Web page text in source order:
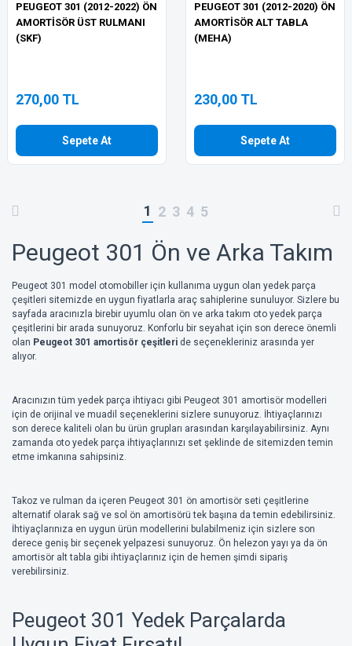
PEUGEOT 301 (2012-2022) ÖN
AMORTİSÖR ÜST RULMANI
(SKF)
270,00 TL
Sepete At
PEUGEOT 301 (2012-2020) ÖN
AMORTİSÖR ALT TABLA
(MEHA)
230,00 TL
Sepete At
1 2 3 4 5
Peugeot 301 Ön ve Arka Takım
Peugeot 301 model otomobiller için kullanıma uygun olan yedek parça
çeşitleri sitemizde en uygun fiyatlarla araç sahiplerine sunuluyor. Sizlere bu
sayfada aracınızla birebir uyumlu olan ön ve arka takım oto yedek parça
çeşitlerini bir arada sunuyoruz. Konforlu bir seyahat için son derece önemli
olan Peugeot 301 amortisör çeşitleri de seçenekleriniz arasında yer
alıyor.
Aracınızın tüm yedek parça ihtiyacı gibi Peugeot 301 amortisör modelleri
için de orijinal ve muadil seçeneklerini sizlere sunuyoruz. İhtiyaçlarınızı
son derece kaliteli olan bu ürün grupları arasından karşılayabilirsiniz. Aynı
zamanda oto yedek parça ihtiyaçlarınızı set şeklinde de sitemizden temin
etme imkanına sahipsiniz.
Takoz ve rulman da içeren Peugeot 301 ön amortisör seti çeşitlerine
alternatif olarak sağ ve sol ön amortisörü tek başına da temin edebilirsiniz.
İhtiyaçlarınıza en uygun ürün modellerini bulabilmeniz için sizlere son
derece geniş bir seçenek yelpazesi sunuyoruz. Ön helezon yayı ya da ön
amortisör alt tabla gibi ihtiyaçlarınız için de hemen şimdi sipariş
verebilirsiniz.
Peugeot 301 Yedek Parçalarda